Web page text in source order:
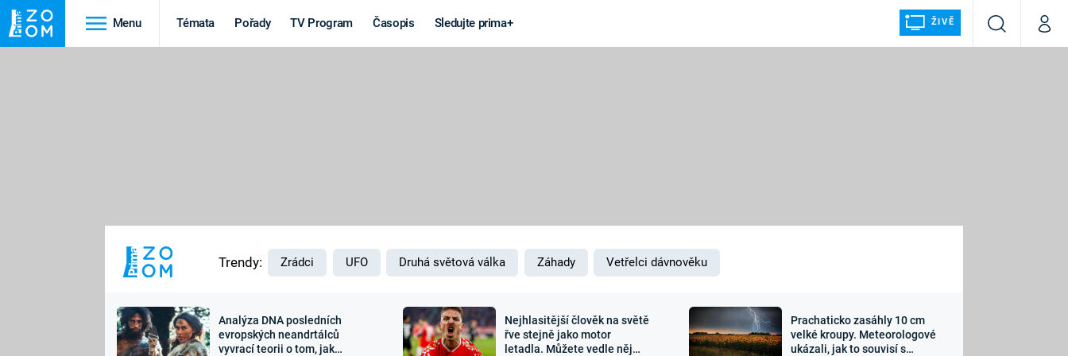
Menu Témata Pořady TV Program Časopis Sledujte prima+ ŽIVĚ
VyhledáváníMůj
MARS
Výročí
Záhady a
Zajímavosti Sledujte nás
Trendy: Zrádci UFO Druhá světová válka Záhady Vetřelci dávnověku
Analýza DNA posledních
evropských neandrtálců
vyvrací teorii o tom, jak
Nejhlasitější člověk na světě
řve stejně jako motor
letadla. Můžete vedle něj
Prachaticko zasáhly 10 cm
velké kroupy. Meteorologové
ukázali, jak to souvisí s